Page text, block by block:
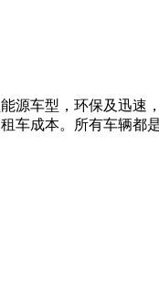
源车型，环保及迅
车成本。所有车辆都